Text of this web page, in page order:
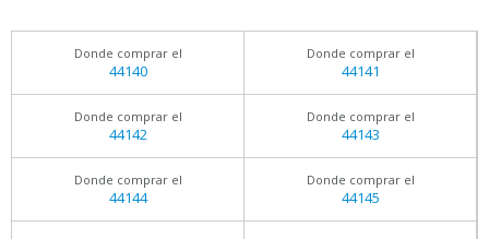
Donde comprar el
44140
Donde comprar el
44141
Donde comprar el
44142
Donde comprar el
44143
Donde comprar el
44144
Donde comprar el
44145